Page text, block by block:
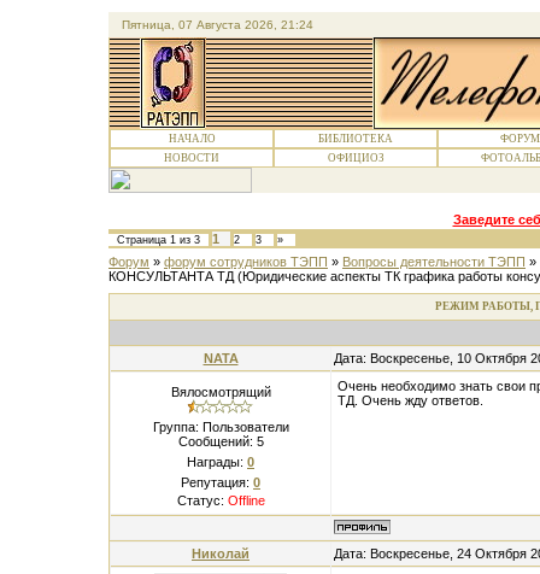
Пятница, 07 Августа 2026, 21:24
НАЧАЛО БИБЛИОТЕКА
ФОРУМ
НОВОСТИ
ОФИЦИОЗ
Заведите
Страница 1 из 3 1 2 3 »
Форум » форум сотрудников ТЭПП » Вопросы деятельности ТЭПП »
КОНСУЛЬТАНТА ТД (Юридические аспекты ТК графика работы
РЕЖИМ РАБОТЫ,
NATA Дата: Воскресенье, 10 Октября
Вялосмотрящий
Группа: Пользователи
Сообщений: 5
Награды: 0
Репутация: 0
Статус: Offline
Очень необходимо знать свои
ТД. Очень жду ответов.
Николай Дата: Воскресенье, 24 Октября